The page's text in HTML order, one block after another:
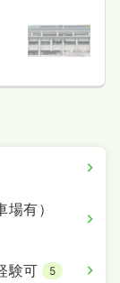
有）
験可 5